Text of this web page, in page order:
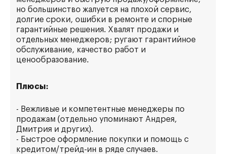
но большинство жалуется на плохой сервис,
долгие сроки, ошибки в ремонте и спорные
гарантийные решения. Хвалят продажи и
отдельных менеджеров; ругают гарантийное
обслуживание, качество работ и
ценообразование.
Плюсы:
- Вежливые и компетентные менеджеры по
продажам (отдельно упоминают Андрея,
Дмитрия и других).
- Быстрое оформление покупки и помощь с
кредитом/трейд‑ин в ряде случаев.